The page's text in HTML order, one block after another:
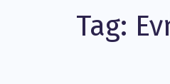
Tag: